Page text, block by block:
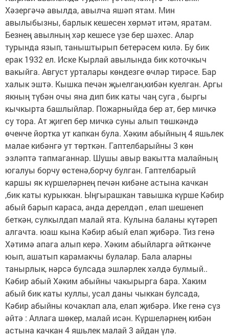
Хәзергәчә авылда, авылча яшәп ятам. Мин
авылыбызны, барлык кешесен хөрмәт итәм, яратам.
Безнең авылның хәр кешесе үзе бер шәхес. Алар
турында язып, таныштырып бетерәсем килә. Бу бик
ерак 1932 ел. Иске Кырлай авылында бик коточкыч
вакыйга. Август урталары көндезге өчләр тирәсе. Бар
халык эштә. Кышка печән җыелган,кибән куелган. Аргы
якның түбән очы яна дип бик каты чаң суга , быргы
кычкырта башлыйлар. Пожарныйда бер ат, бер мичкә
су тора. Ат җигеп бер мичкә суны алып төшкәндә
өченче йортка ут капкан була. Хәким абыйның 4 яшьлек
малае кибәнгә ут төрткән. Гаптелбарыйны 3 көн
эзләптә тапмаганнар. Шушы авыр вакытта малайның
югалуы борчу өстенә,борчу булган. Гаптелбарый
каршы як күршеләрнең печән кибәне астына качкан
,бик каты курыккан. Ыңгырашкан тавышка күрше Кәбир
абый барып караса, анда дерелдәп , елап шешенеп
беткән, сулкылдап малай ята. Кулына баланы күтәреп
алгачта. юаш кына Кәбир абый елап җибәрә. Тиз генә
Хәтимә апага алып керә. Хәким абыйларга әйткәнче
юып, ашатып карамакчы булалар. Бала аларны
танырлык, нәрсә булсада эшләрлек хәлдә булмый..
Кәбир абый Хәким абыйны чакырырга бара. Хаким
абый бик каты куллы, усал даны чыккан булсада,
Кәбир абыйны кочаклап ала, елап җибәрә. Ике генә сүз
әйтә : Аллага шөкер, малай исән. Күршеләрнең кибән
астына качкан 4 яшьлек малай 3 айдан үлә.